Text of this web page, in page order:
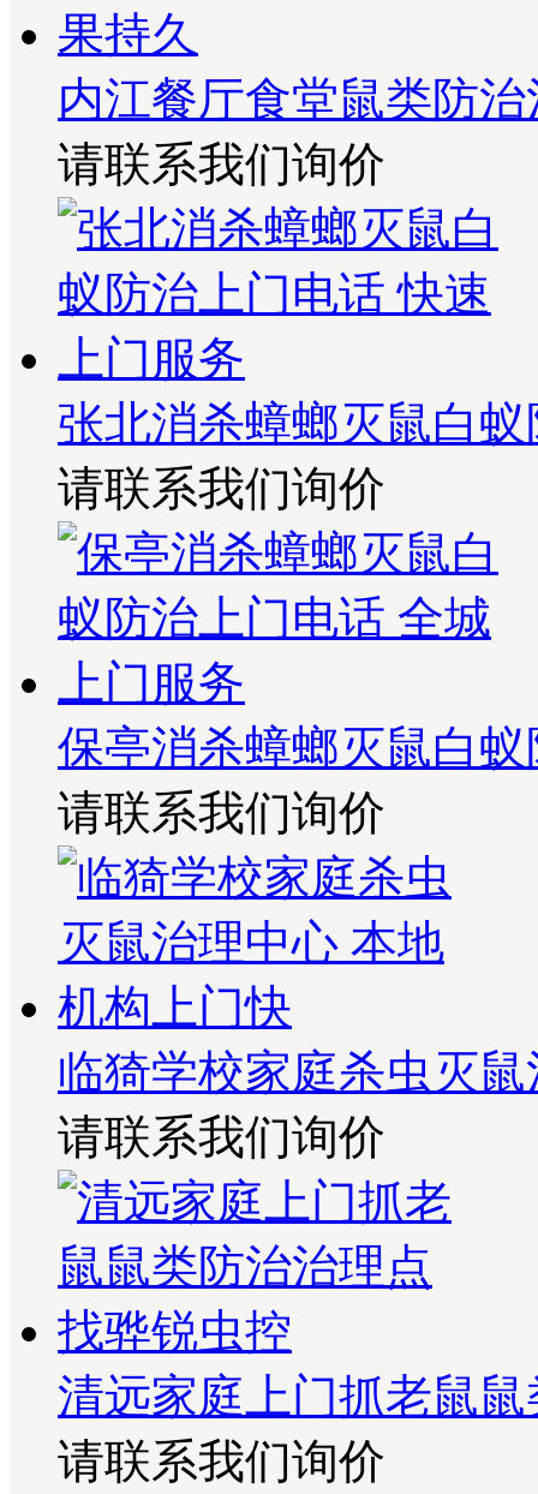
内江餐厅食堂鼠类防
请联系我们询价
张北消杀蟑螂灭鼠白
请联系我们询价
保亭消杀蟑螂灭鼠白
请联系我们询价
临猗学校家庭杀虫灭
请联系我们询价
清远家庭上门抓老鼠
请联系我们询价